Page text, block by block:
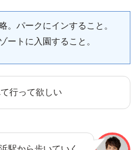
。パークにインすること。
ートに入園すること。
行って欲しい